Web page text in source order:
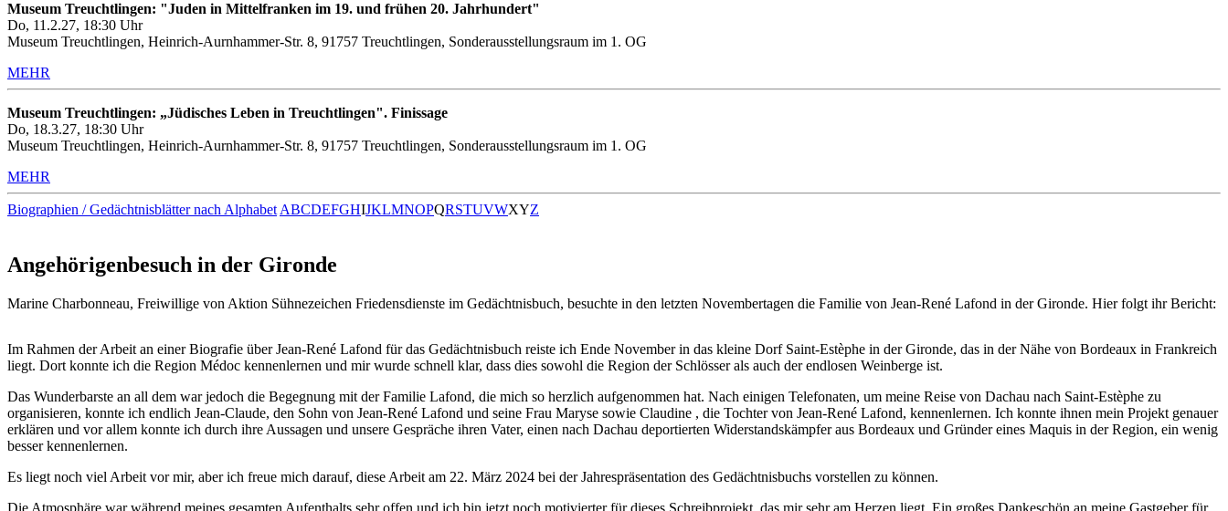
Museum Treuchtlingen: "Juden in Mittelfranken im 19. und frühen 20. Jahrhundert"
Do, 11.2.27, 18:30 Uhr
Museum Treuchtlingen, Heinrich-Aurnhammer-Str. 8, 91757 Treuchtlingen, Sonderausstellungsraum im 1. OG
MEHR
Museum Treuchtlingen: „Jüdisches Leben in Treuchtlingen". Finissage
Do, 18.3.27, 18:30 Uhr
Museum Treuchtlingen, Heinrich-Aurnhammer-Str. 8, 91757 Treuchtlingen, Sonderausstellungsraum im 1. OG
MEHR
Biographien / Gedächtnisblätter nach Alphabet ABCDEFGHIJKLMNOPQRSTUVWXYZ
Angehörigenbesuch in der Gironde
Marine Charbonneau, Freiwillige von Aktion Sühnezeichen Friedensdienste im Gedächtnisbuch, besuchte in den letzten Novembertagen die Familie von Jean-René Lafond in der Gironde. Hier folgt ihr Bericht:
Im Rahmen der Arbeit an einer Biografie über Jean-René Lafond für das Gedächtnisbuch reiste ich Ende November in das kleine Dorf Saint-Estèphe in der Gironde, das in der Nähe von Bordeaux in Frankreich
liegt. Dort konnte ich die Region Médoc kennenlernen und mir wurde schnell klar, dass dies sowohl die Region der Schlösser als auch der endlosen Weinberge ist.
Das Wunderbarste an all dem war jedoch die Begegnung mit der Familie Lafond, die mich so herzlich aufgenommen hat. Nach einigen Telefonaten, um meine Reise von Dachau nach Saint-Estèphe zu
organisieren, konnte ich endlich Jean-Claude, den Sohn von Jean-René Lafond und seine Frau Maryse sowie Claudine , die Tochter von Jean-René Lafond, kennenlernen. Ich konnte ihnen mein Projekt genauer
erklären und vor allem konnte ich durch ihre Aussagen und unsere Gespräche ihren Vater, einen nach Dachau deportierten Widerstandskämpfer aus Bordeaux und Gründer eines Maquis in der Region, ein wenig
besser kennenlernen.
Es liegt noch viel Arbeit vor mir, aber ich freue mich darauf, diese Arbeit am 22. März 2024 bei der Jahrespräsentation des Gedächtnisbuchs vorstellen zu können.
Die Atmosphäre war während meines gesamten Aufenthalts sehr offen und ich bin jetzt noch motivierter für dieses Schreibprojekt, das mir sehr am Herzen liegt. Ein großes Dankeschön an meine Gastgeber für